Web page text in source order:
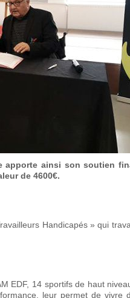
apporte ainsi son soutien
de 4600€.
Handicapés » qui
EDF, 14 sportifs de haut
leur permet de